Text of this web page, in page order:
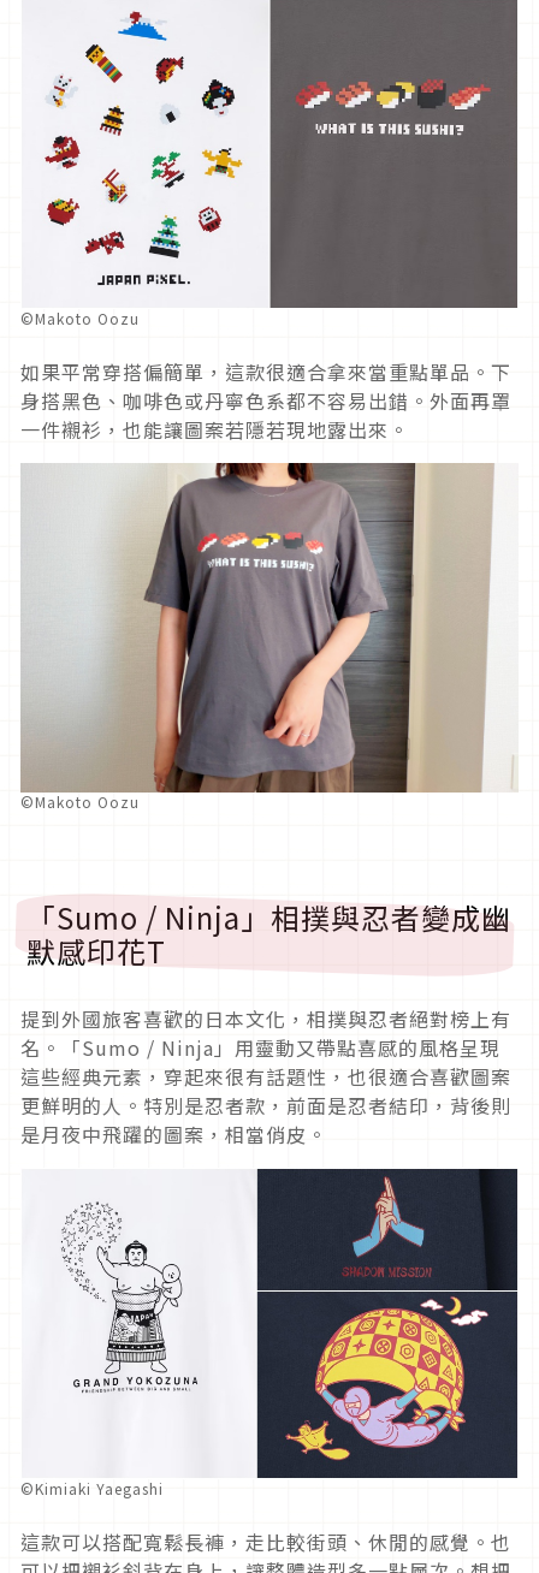
©Makoto Oozu
如果平常穿搭偏簡單，這款很適合拿來當重點單品。下
身搭黑色、咖啡色或丹寧色系都不容易出錯。外面再罩
一件襯衫，也能讓圖案若隱若現地露出來。
©Makoto Oozu
「Sumo / Ninja」相撲與忍者變成幽
默感印花T
提到外國旅客喜歡的日本文化，相撲與忍者絕對榜上有
名。「Sumo / Ninja」用靈動又帶點喜感的風格呈現
這些經典元素，穿起來很有話題性，也很適合喜歡圖案
更鮮明的人。特別是忍者款，前面是忍者結印，背後則
是月夜中飛躍的圖案，相當俏皮。
©Kimiaki Yaegashi
這款可以搭配寬鬆長褲，走比較街頭、休閒的感覺。也